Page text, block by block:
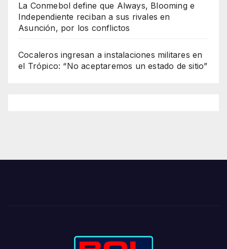
La Conmebol define que Always, Blooming e
Independiente reciban a sus rivales en
Asunción, por los conflictos
Cocaleros ingresan a instalaciones militares en
el Trópico: “No aceptaremos un estado de sitio”